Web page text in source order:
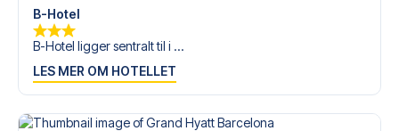
B-Hotel
B-Hotel ligger sentralt til i ...
LES MER OM HOTELLET